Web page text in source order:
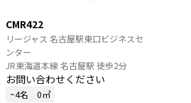
CMR422
リージャス 名古屋駅東口ビジネスセ
ンター
JR東海道本線 名古屋駅 徒歩2分
お問い合わせください
~4名 0㎡